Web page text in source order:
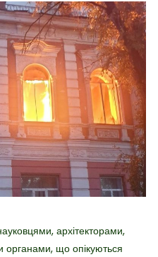
архітекторами,
що опікуються